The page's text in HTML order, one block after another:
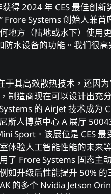
得 2024 年 CES 最佳创
Frore Systems 创始⼈兼
地⽅（陆地或⽔下）使⽤
防⽔设备的功能。我们很
于其⾼效散热技术，还因
制造商现在可以设计出充
的 AirJet 技术成为
斯⼈博览中⼼ A 展厅
Sport。该展位是 CES
体验⼈⼯智能性能的未来
了 Frore Systems 固态主
如升级后性能提升 50%
的多个 Nvidia Jetson